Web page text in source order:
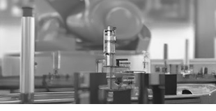
You are here: